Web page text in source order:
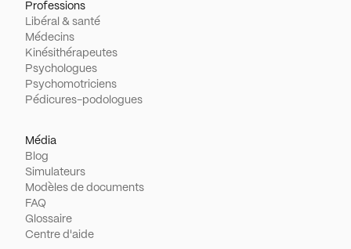
Professions
Libéral & santé
Médecins
Kinésithérapeutes
Psychologues
Psychomotriciens
Pédicures-podologues
Média
Blog
Simulateurs
Modèles de documents
FAQ
Glossaire
Centre d'aide